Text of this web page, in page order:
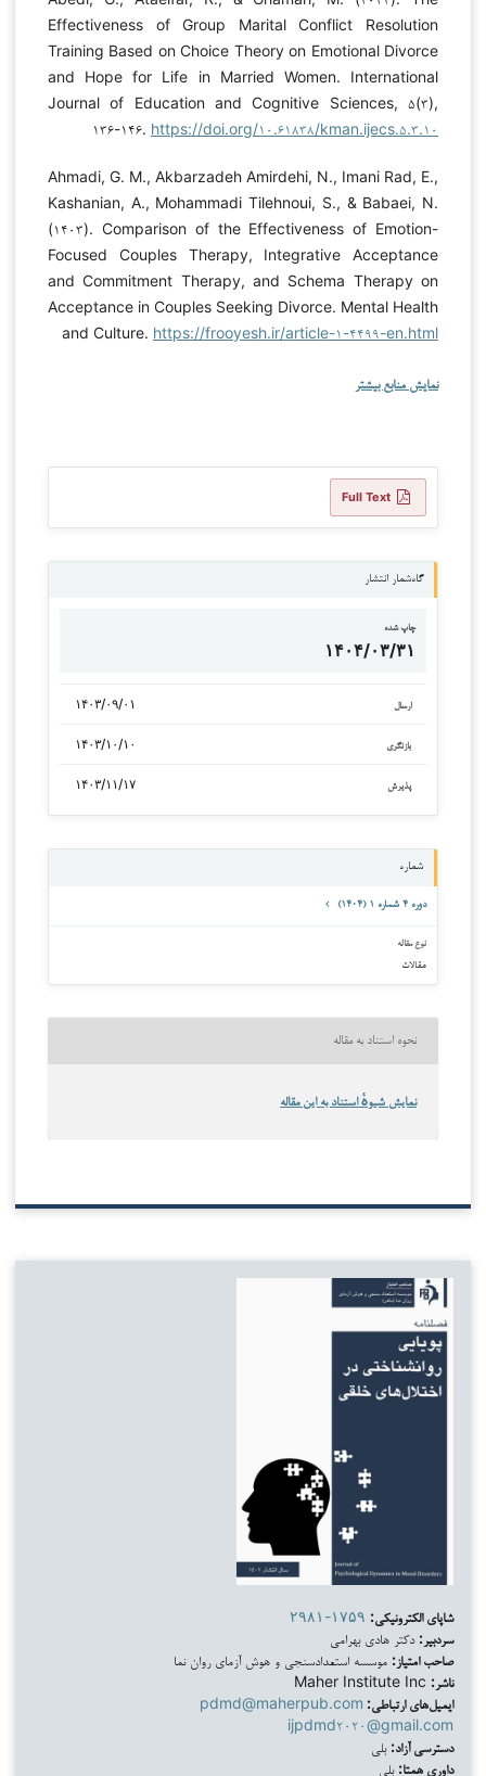
Effectiveness of Group Marital Conflict Resolution
Training Based on Choice Theory on Emotional Divorce
and Hope for Life in Married Women. International
Journal of Education and Cognitive Sciences, ۵(۳),
۱۳۶-۱۴۶. https://doi.org/۱۰.۶۱۸۳۸/kman.ijecs.۵.۳.۱۰
Ahmadi, G. M., Akbarzadeh Amirdehi, N., Imani Rad, E.,
Kashanian, A., Mohammadi Tilehnoui, S., & Babaei, N.
(۱۴۰۳). Comparison of the Effectiveness of Emotion-
Focused Couples Therapy, Integrative Acceptance
and Commitment Therapy, and Schema Therapy on
Acceptance in Couples Seeking Divorce. Mental Health
and Culture. https://frooyesh.ir/article-۱-۴۴۹۹-en.html
نمایش منابع بیشتر
Full Text
گاه‌شمار انتشار
چاپ شده
۱۴۰۴/۰۳/۳۱
ارسال ۱۴۰۳/۰۹/۰۱
بازنگری ۱۴۰۳/۱۰/۱۰
پذیرش ۱۴۰۳/۱۱/۱۷
شماره
دوره ۴ شماره ۱ (۱۴۰۴)
نوع مقاله
مقالات
نحوه استناد به مقاله
نمایش شیوهٔ استناد به این مقاله
شاپای الکترونیکی: ۲۹۸۱-۱۷۵۹
سردبیر: دکتر هادی بهرامی
صاحب امتیاز: موسسه استعدادسنجی و هوش آزمای روان نما
ناشر:
ایمیل‌های ارتباطی: pdmd@maherpub.com
ijpdmd۲۰۲۰@gmail.com
دسترسی آزاد: بلی
داوری همتا: بلی